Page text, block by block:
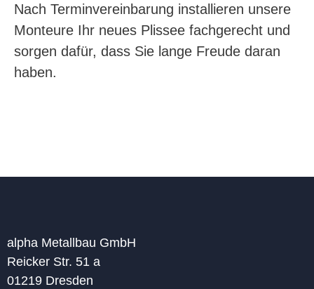
Nach Terminvereinbarung installieren unsere
Monteure Ihr neues Plissee fachgerecht und
sorgen dafür, dass Sie lange Freude daran
haben.
alpha Metallbau GmbH
Reicker Str. 51 a
01219 Dresden